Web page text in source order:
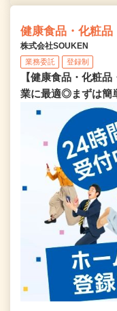
健康食品・化粧
株式会社SOUKEN
業務委託 登録制
【健康食品・化粧
業に最適◎まずは簡